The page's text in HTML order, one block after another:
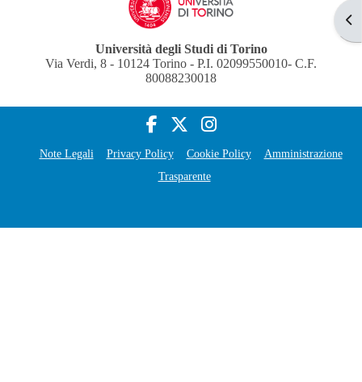
Università degli Studi di Torino
Via Verdi, 8 - 10124 Torino - P.I. 02099550010- C.F.
80088230018
Note Legali Privacy Policy Cookie Policy
Amministrazione
Trasparente